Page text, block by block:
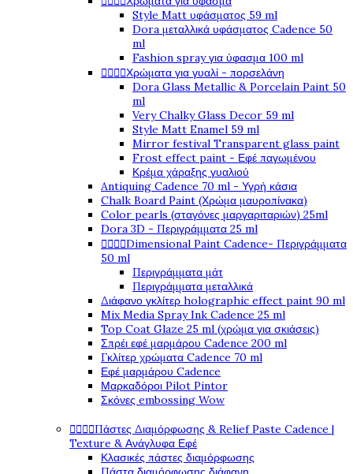
Style Matt υφάσματος 59 ml
Dora μεταλλικά υφάσματος Cadence 50
ml
Fashion spray για ύφασμα 100 ml
Χρώματα για γυαλί - πορσελάνη
Dora Glass Metallic & Porcelain Paint 50
ml
Very Chalky Glass Decor 59 ml
Style Matt Enamel 59 ml
Mirror festival Transparent glass paint
Frost effect paint - Εφέ παγωμένου
Κρέμα χάραξης γυαλιού
Antiquing Cadence 70 ml - Υγρή κάσια
Chalk Board Paint (Χρώμα μαυροπίνακα)
Color pearls (σταγόνες μαργαριταριών) 25ml
Dora 3D - Περιγράμματα 25 ml
Dimensional Paint Cadence- Περιγράμματα
50 ml
Περιγράμματα μάτ
Περιγράμματα μεταλλικά
Διάφανο γκλίτερ holographic effect paint 90 ml
Mix Media Spray Ink Cadence 25 ml
Top Coat Glaze 25 ml (χρώμα για σκιάσεις)
Σπρέι εφέ μαρμάρου Cadence 200 ml
Γκλίτερ χρώματα Cadence 70 ml
Εφέ μαρμάρου Cadence
Μαρκαδόροι Pilot Pintor
Σκόνες embossing Wow
Πάστες Διαμόρφωσης & Relief Paste Cadence |
Texture & Ανάγλυφα Εφέ
Κλασικές πάστες διαμόρφωσης